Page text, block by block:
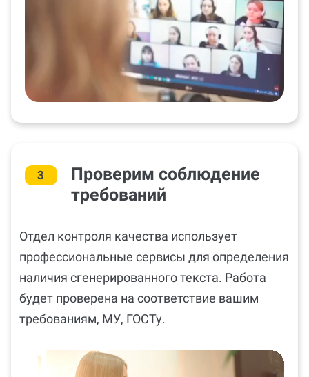
3
Проверим соблюдение
требований
Отдел контроля качества использует
профессиональные сервисы для определения
наличия сгенерированного текста. Работа
будет проверена на соответствие вашим
требованиям, МУ, ГОСТу.